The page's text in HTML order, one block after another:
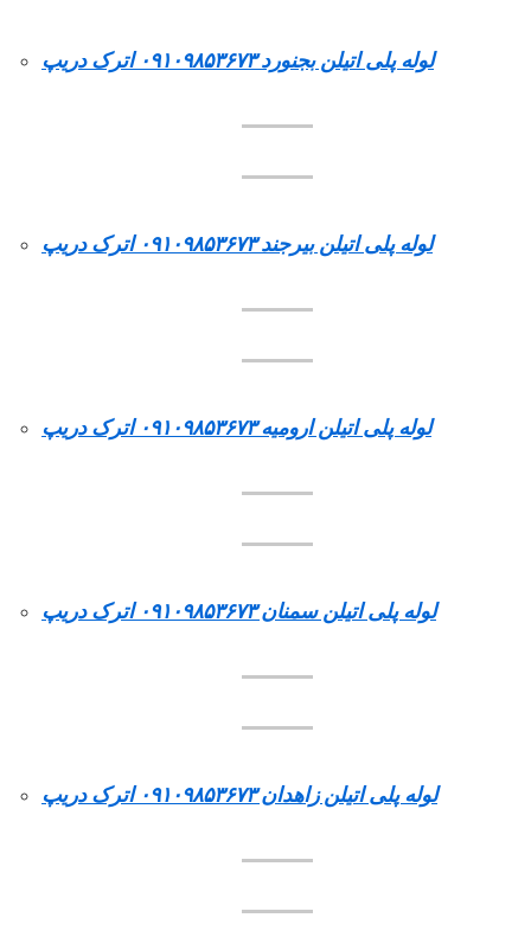
لوله پلی اتیلن بجنورد ۰۹۱۰۹۸۵۳۶۷۳ اترک دریپ
لوله پلی اتیلن بیرجند ۰۹۱۰۹۸۵۳۶۷۳ اترک دریپ
لوله پلی اتیلن ارومیه ۰۹۱۰۹۸۵۳۶۷۳ اترک دریپ
لوله پلی اتیلن سمنان ۰۹۱۰۹۸۵۳۶۷۳ اترک دریپ
لوله پلی اتیلن زاهدان ۰۹۱۰۹۸۵۳۶۷۳ اترک دریپ